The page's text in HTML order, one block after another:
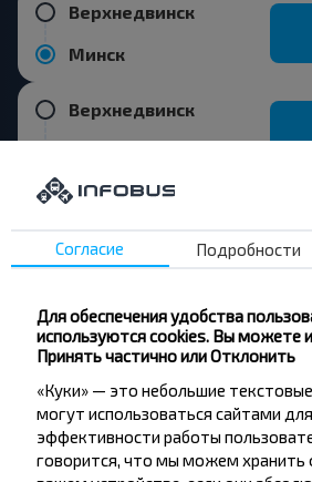
Верхнедвинск
Минск
Верхнедвинск
путешествовать
дешевле?
Не пропусти специальные
другие интересные
Подпишись на получение
Согласие Подробности
Для обеспечения удобства
используются cookies. Вы можете
Принять частично или Отклонить
«Куки» — это небольшие
могут использоваться сайтами
эффективности работы
говорится, что мы можем хранить